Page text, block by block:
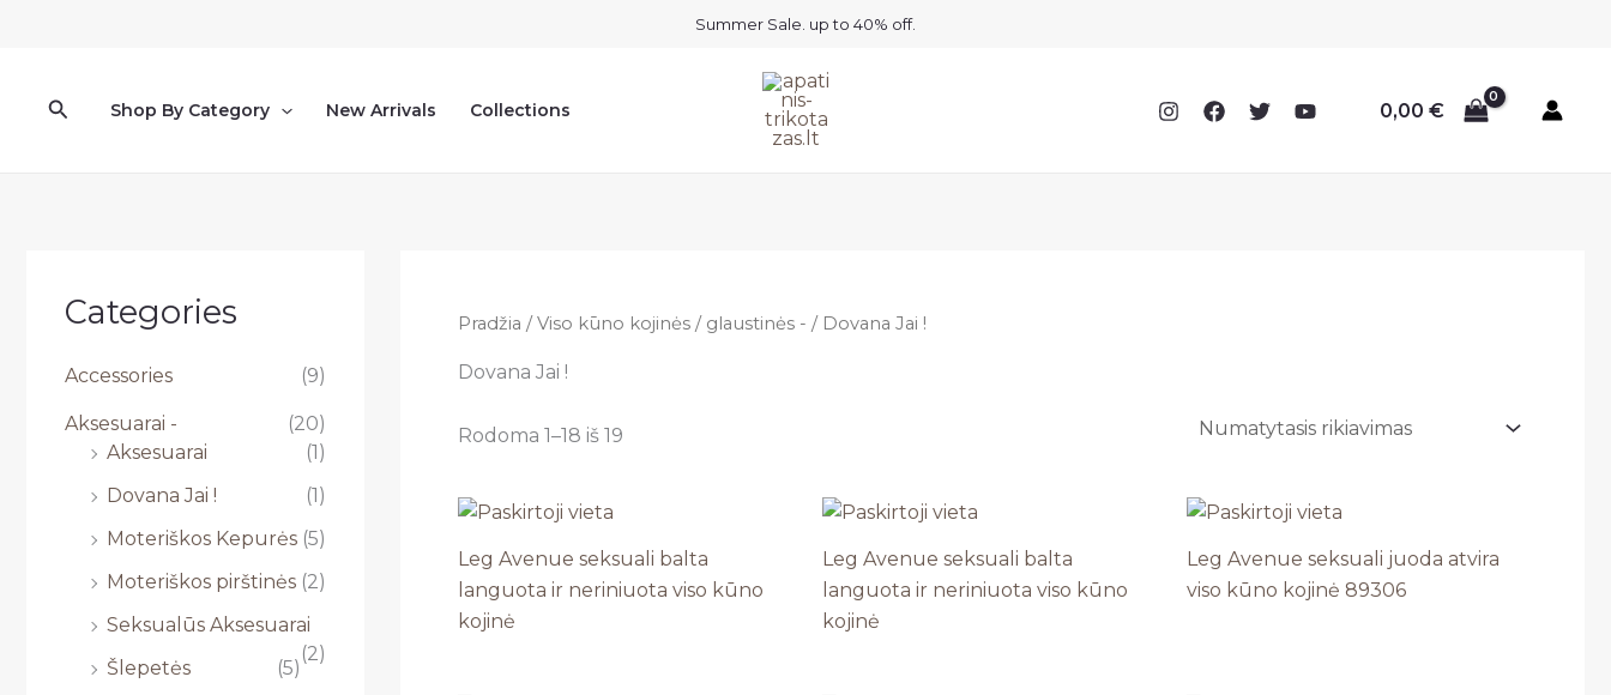
Summer Sale. up to 40% off.
PaieškaShop By Category New Arrivals Collections 0,00 €
Categories
Accessories (9)
Aksesuarai -
(20)
Aksesuarai
(1)
Dovana Jai !
(1)
Moteriškos Kepurės (5)
Moteriškos pirštinės (2)
Seksualūs Aksesuarai
(2)
Šlepetės
(5)
Pradžia /Viso kūno kojinės / glaustinės - / Dovana Jai !
Dovana Jai !
Rodoma 1–18 iš 19
Leg Avenue seksuali balta
languota ir neriniuota viso kūno
kojinė
Leg Avenue seksuali balta
languota ir neriniuota viso kūno
kojinė
Leg Avenue seksuali juoda atvira
viso kūno kojinė 89306